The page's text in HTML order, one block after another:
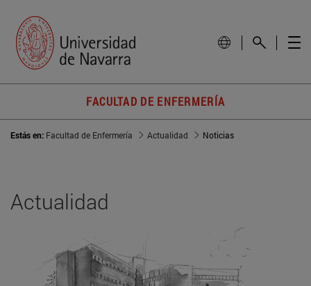
FACULTAD DE ENFERMERÍA
Estás en: Facultad de Enfermería Actualidad Noticias
Actualidad